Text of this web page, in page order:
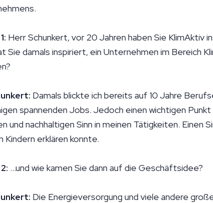
Herr Schunkert, vor 20 Jahren haben Sie KlimAktiv
Sie damals inspiriert, ein Unternehmen im Bereich
Damals blickte ich bereits auf 10 Jahre
spannenden Jobs. Jedoch einen wichtigen
und nachhaltigen Sinn in meinen Tätigkeiten. Einen
Kindern erklären konnte.
...und wie kamen Sie dann auf die Geschäftsidee?
Die Energieversorgung und viele andere